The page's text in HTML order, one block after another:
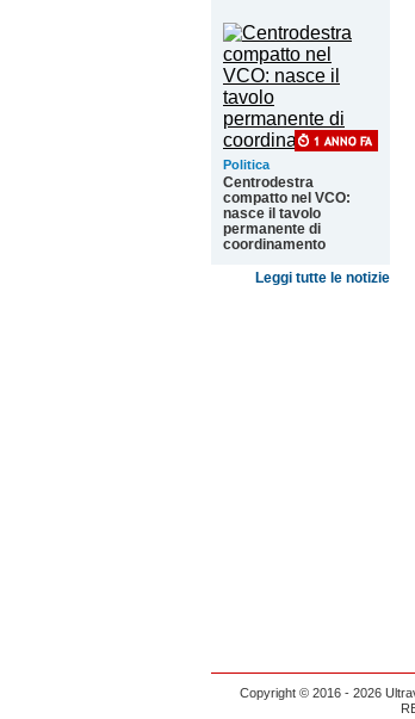
Politica
Centrodestra
compatto nel VCO:
nasce il tavolo
permanente di
coordinamento
Leggi tutte le notizie
Copyright © 2016 - 2026